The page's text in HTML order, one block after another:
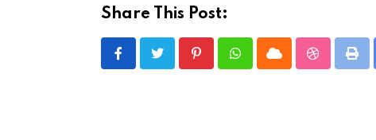
Share This Post:
PinterestWhatsappCloud Print